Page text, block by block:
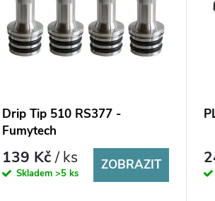
Drip Tip 510 RS377 -
Fumytech
139 Kč/ ks
Skladem>5 ks
ZOBRAZIT